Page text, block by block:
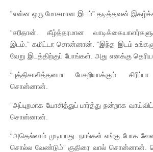
”என்ன ஒரு மோசமான இடம்” தடித்தவன்
“சரிதான். கீழ்த்தரமான
இடம்.” கமிட்டா சொன்னான். “இந்த இடம்
வேறு இடத்திற்குப் போங்கள். அது எனக்கு
“புத்திசாலித்தனமா பேசறியாக்கும்.
சொன்னான்.
”அப்புறமாக யோசித்துப் பார்த்து நன்றாக
சொன்னான்.
“அதெல்லாம் முடியாது. நாங்கள் எங்கு போக
சொல்ல வேண்டும்” குதிரை வால் சொன்னான்.